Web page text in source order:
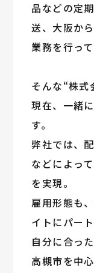
品などの定
送、大阪か
業務を行って
そんな“株式
現在、一緒
す。
弊社では、
などによっ
を実現。
雇用形態も
イトにパー
自分に合っ
高槻市を中